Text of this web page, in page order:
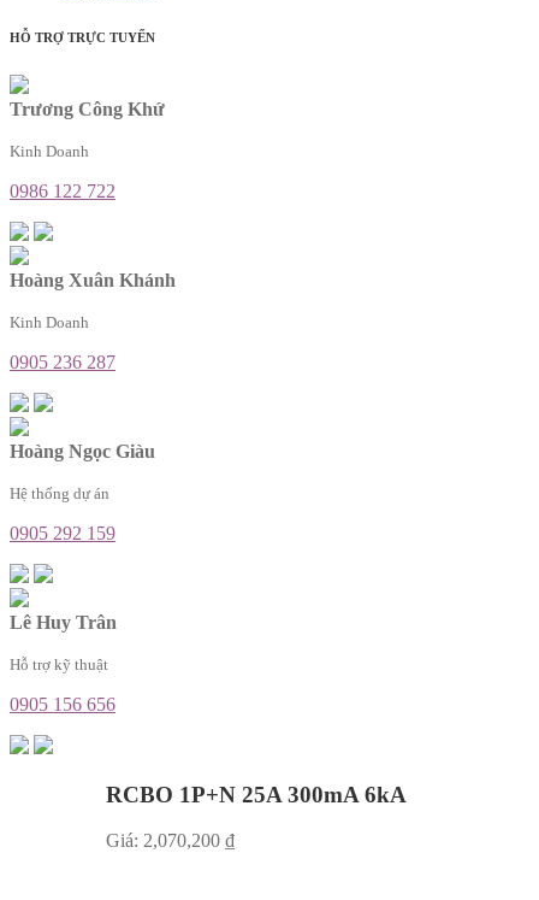
HỖ TRỢ TRỰC TUYẾN
Trương Công Khứ
Kinh Doanh
0986 122 722
Hoàng Xuân Khánh
Kinh Doanh
0905 236 287
Hoàng Ngọc Giàu
Hệ thống dự án
0905 292 159
Lê Huy Trân
Hỗ trợ kỹ thuật
0905 156 656
RCBO 1P+N 25A 300mA 6kA
Giá: 2,070,200 ₫